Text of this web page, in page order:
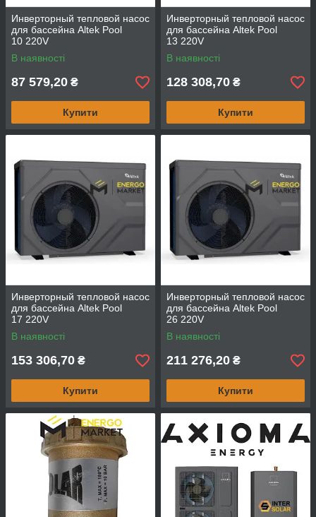
Инверторный тепловой насос
для бассейна Altek Pool
10 220V
В наявності
87 579,20 ₴
Купити
Инверторный тепловой насос
для бассейна Altek Pool
13 220V
В наявності
128 308,70 ₴
Купити
Инверторный тепловой насос
для бассейна Altek Pool
17 220V
В наявності
153 306,70 ₴
Купити
Инверторный тепловой насос
для бассейна Altek Pool
26 220V
В наявності
211 276,20 ₴
Купити